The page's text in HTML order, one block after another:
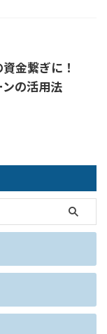
金繋ぎに！
の活用法